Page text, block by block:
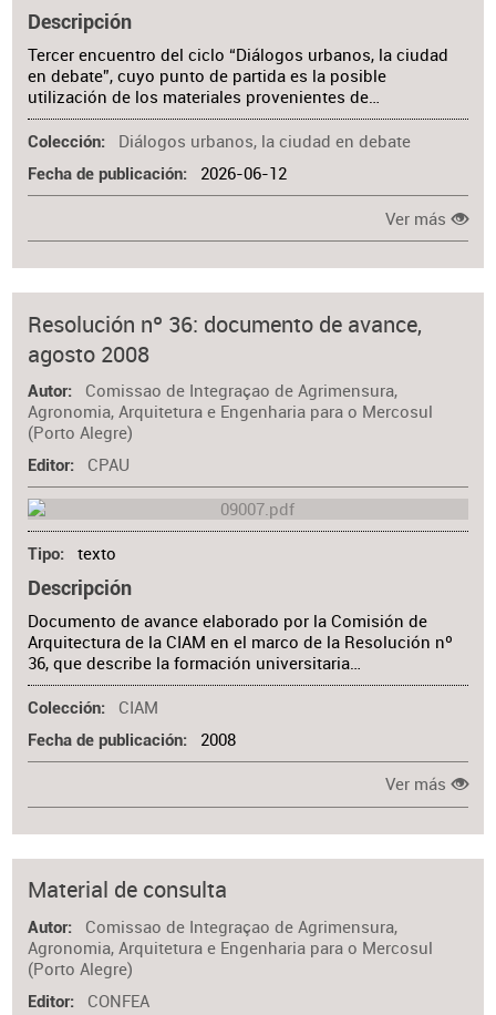
Descripción
Tercer encuentro del ciclo “Diálogos urbanos, la ciudad
en debate”, cuyo punto de partida es la posible
utilización de los materiales provenientes de…
Colección Diálogos urbanos, la ciudad en debate
Fecha de publicación 2026-06-12
Ver más
Resolución nº 36: documento de avance,
agosto 2008
Autor
Comissao de Integraçao de Agrimensura,
Agronomia, Arquitetura e Engenharia para o Mercosul
(Porto Alegre)
Editor CPAU
Tipo texto
Descripción
Documento de avance elaborado por la Comisión de
Arquitectura de la CIAM en el marco de la Resolución nº
36, que describe la formación universitaria…
Colección CIAM
Fecha de publicación 2008
Ver más
Material de consulta
Autor
Comissao de Integraçao de Agrimensura,
Agronomia, Arquitetura e Engenharia para o Mercosul
(Porto Alegre)
Editor CONFEA